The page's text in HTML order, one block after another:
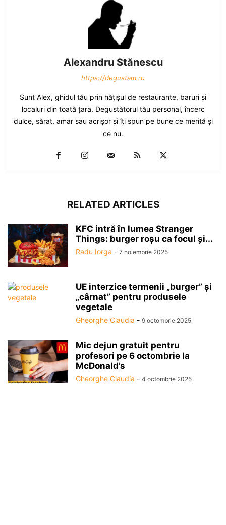
Alexandru Stănescu
https://degustam.ro
Sunt Alex, ghidul tău prin hăţişul de restaurante, baruri şi
localuri din toată ţara. Degustătorul tău personal, încerc
dulce, sărat, amar sau acrişor şi îţi spun pe bune ce merită şi
ce nu.
RELATED ARTICLES
KFC intră în lumea Stranger
Things: burger roșu ca focul și...
Radu Iorga - 7 noiembrie 2025
UE interzice termenii „burger” și
„cârnat” pentru produsele
vegetale
Gheorghe Claudia - 9 octombrie 2025
Mic dejun gratuit pentru
profesori pe 6 octombrie la
McDonald’s
Gheorghe Claudia - 4 octombrie 2025